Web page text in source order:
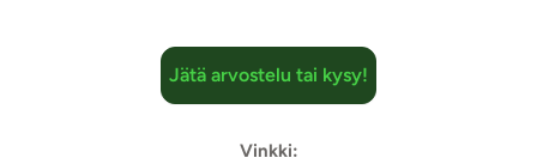
Jätä arvostelu tai kysy!
Vinkki: